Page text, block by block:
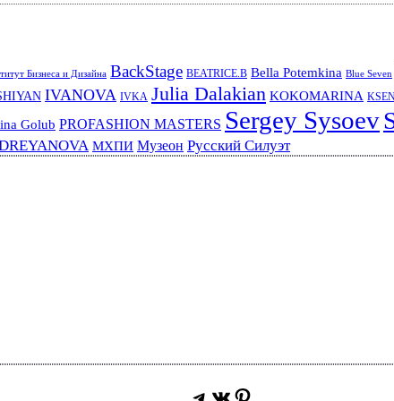
Бизнеса и Дизайна BackStage BEATRICE.B Bella Potemkina Blue Seven
IVANOVA IVKA Julia Dalakian KOKOMARINA
Golub PROFASHION MASTERS Sergey Sysoev
МХПИ Музеон Русский Силуэт
Telegram
ВКонтакте
Pinterest